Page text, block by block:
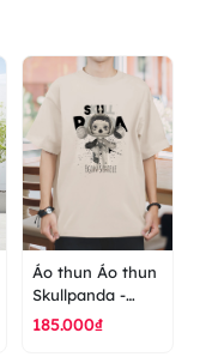
Áo thun Áo thun
Skullpanda -
Egon Schiele -
185.000₫